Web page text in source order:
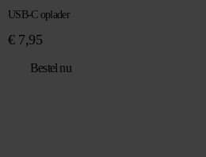
USB-C oplader
€7,95
Bestel nu